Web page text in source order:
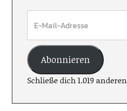
Abonnieren
Schließe dich 1.019